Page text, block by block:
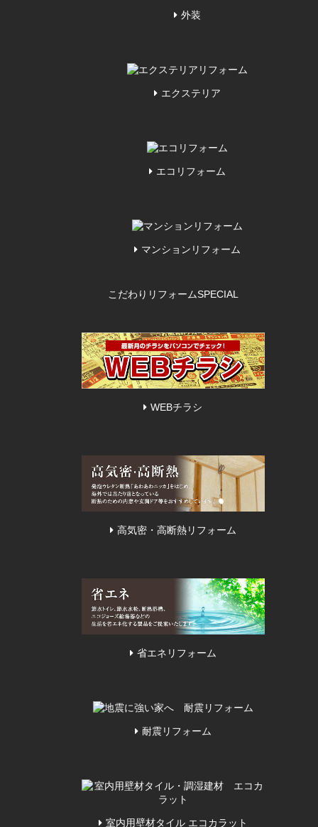
外装
エクステリア
エコリフォーム
マンションリフォーム
こだわりリフォームSPECIAL
WEBチラシ
高気密・高断熱リフォーム
省エネリフォーム
耐震リフォーム
室内用壁材タイル エコカラット